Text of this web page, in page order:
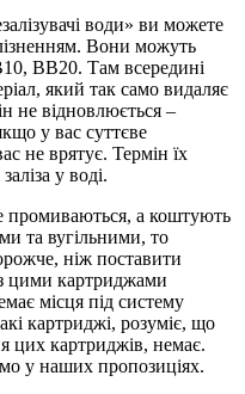
води» ви можете
Вони можуть
ВВ20. Там всередині
який так само видаляє
не відновлюється –
у вас суттєве
не врятує. Термін їх
у воді.
промиваються, а коштують
та вугільними, то
ніж поставити
цими картриджами
місця під систему
картриджі, розуміє, що
цих картриджів, немає.
у наших пропозиціях.